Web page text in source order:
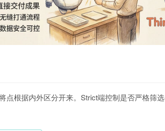
点根据内外区分开来。Strict端控制是否严格筛